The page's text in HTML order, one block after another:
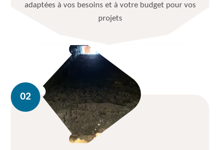
adaptées à vos besoins et à votre budget pour vos
projets